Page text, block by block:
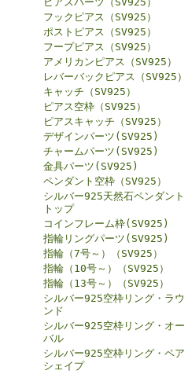
フックピアス（SV925）
ポストピアス（SV925）
フープピアス（SV925）
アメリカンピアス（SV925）
レバーバックピアス（SV925）
キャッチ（SV925）
ピアス空枠（SV925）
ピアスキャッチ（SV925）
デザインパーツ(SV925)
チャームパーツ(SV925)
金具パーツ(SV925)
ペンダント空枠（SV925）
シルバー925天然石ペンダント
トップ
コインフレーム枠(SV925)
指輪リングパーツ(SV925)
指輪（7号～）（SV925）
指輪（10号～）（SV925）
指輪（13号～）（SV925）
シルバー925空枠リング・ラウ
ンド
シルバー925空枠リング・オー
バル
シルバー925空枠リング・ペア
シェイプ